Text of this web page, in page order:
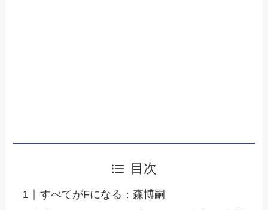
目次
すべてがFになる：森博嗣